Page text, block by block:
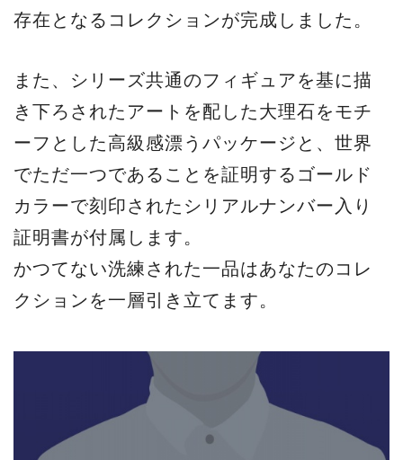
存在となるコレクションが完成しました。
また、シリーズ共通のフィギュアを基に描
き下ろされたアートを配した大理石をモチ
ーフとした高級感漂うパッケージと、世界
でただ一つであることを証明するゴールド
カラーで刻印されたシリアルナンバー入り
証明書が付属します。
かつてない洗練された一品はあなたのコレ
クションを一層引き立てます。